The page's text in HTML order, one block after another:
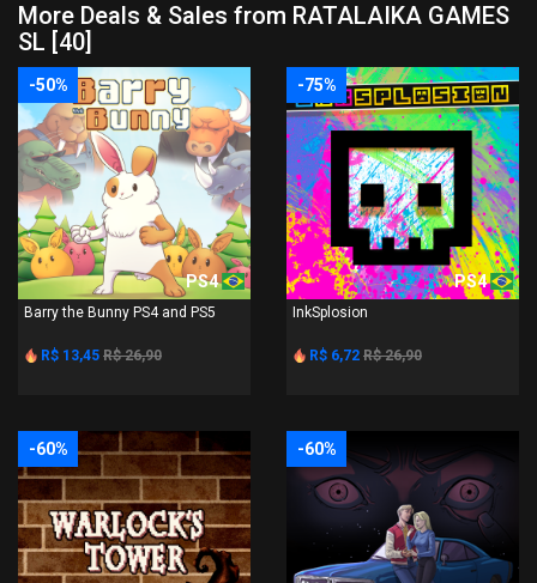
More Deals & Sales from RATALAIKA GAMES
SL [40]
-50%
PS4
Barry the Bunny PS4 and PS5
R$ 13,45 R$ 26,90
-75%
PS4
InkSplosion
R$ 6,72 R$ 26,90
-60% -60%